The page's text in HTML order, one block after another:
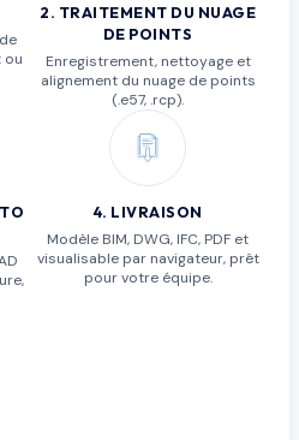
ou
2. TRAITEMENT DU NUAGE
DE POINTS
Enregistrement, nettoyage et
alignement du nuage de points
(.e57, .rcp).
4. LIVRAISON
Modèle BIM, DWG, IFC, PDF et
visualisable par navigateur, prêt
pour votre équipe.